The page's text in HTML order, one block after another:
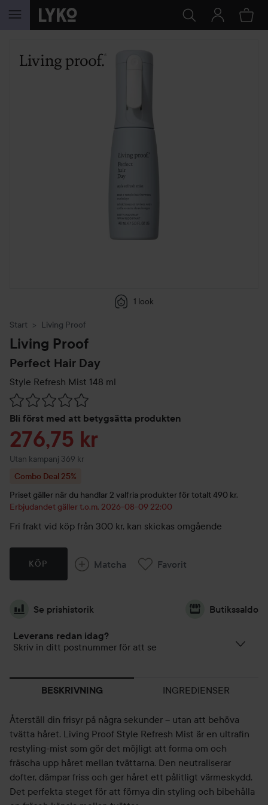
HOPPA TILL INNEHÅLLET
1 look
Start Living Proof
Living Proof
Perfect Hair Day
Style Refresh Mist 148 ml
Bli först med att betygsätta produkten
Hoppa till Betyg & kommentarer
Reapris
276,75 kr
Utan kampanj 369 kr
Combo Deal 25%
Priset gäller när du handlar 2 valfria produkter för totalt 490 kr.
Erbjudandet gäller t.o.m. 2026-08-09 22:00
Fri frakt vid köp från 300 kr, kan skickas omgående
KÖP Matcha Favorit
Se prishistorik Butikssaldo
Leverans redan idag?
Skriv in ditt postnummer för att se
BESKRIVNING INGREDIENSER
Återställ din frisyr på några sekunder – utan att behöva
tvätta håret. Living Proof Style Refresh Mist är en ultrafin
restyling-mist som gör det möjligt att forma om och
fräscha upp håret mellan tvättarna. Den neutraliserar
dofter, dämpar friss och ger håret ett pålitligt värmeskydd.
Det perfekta steget för att förnya din styling och bibehålla